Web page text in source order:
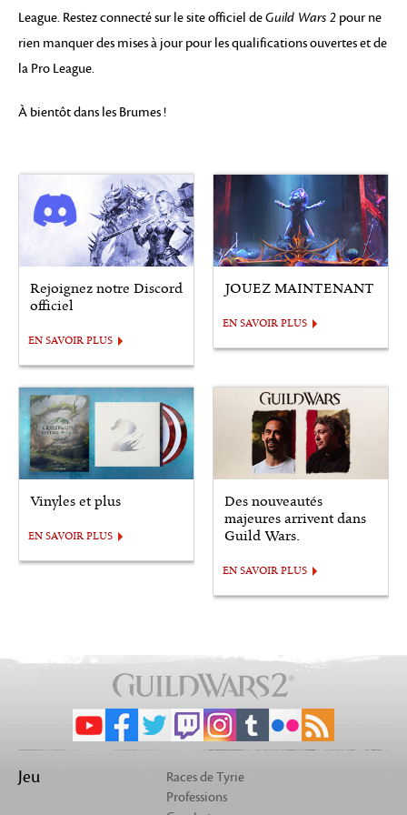
League. Restez connecté sur le site officiel deGuild Wars 2 pour ne
rien manquer des mises à jour pour les qualifications ouvertes et de
la Pro League.
À bientôt dans les Brumes !
Rejoignez notre Discord
officiel
EN SAVOIR PLUS
JOUEZ MAINTENANT
EN SAVOIR PLUS
Vinyles et plus
EN SAVOIR PLUS
Des nouveautés
majeures arrivent dans
Guild Wars.
EN SAVOIR PLUS
Jeu
Races de Tyrie
Professions